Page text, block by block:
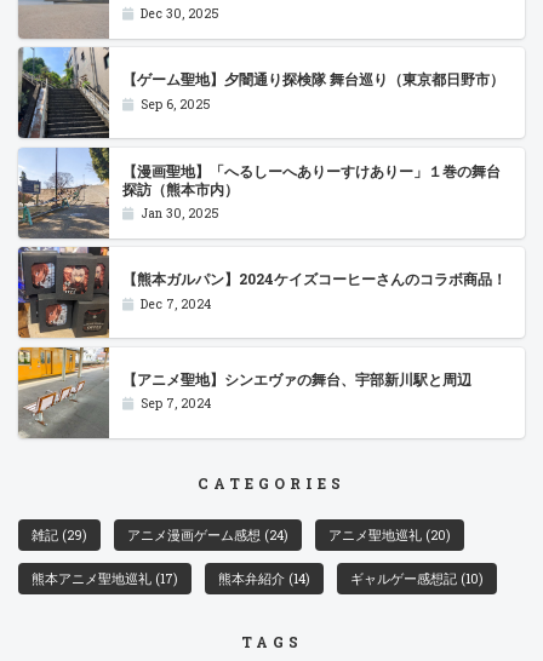
Dec 30, 2025
【ゲーム聖地】夕闇通り探検隊 舞台巡り（東京都日野市）
Sep 6, 2025
【漫画聖地】「へるしーへありーすけありー」１巻の舞台
探訪（熊本市内）
Jan 30, 2025
【熊本ガルパン】2024ケイズコーヒーさんのコラボ商品！
Dec 7, 2024
【アニメ聖地】シンエヴァの舞台、宇部新川駅と周辺
Sep 7, 2024
CATEGORIES
雑記 (29) アニメ漫画ゲーム感想 (24) アニメ聖地巡礼 (20)
熊本アニメ聖地巡礼 (17) 熊本弁紹介 (14) ギャルゲー感想記 (10)
TAGS